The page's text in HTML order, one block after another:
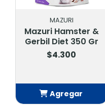
MAZURI
Mazuri Hamster &
Gerbil Diet 350 Gr
$4.300
Agregar